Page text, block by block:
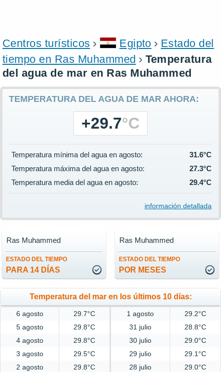
Centros turísticos Egipto
Estado del
tiempo en Ras Muhammed
Temperatura
del agua de mar en Ras Muhammed
TEMPERATURA DEL AGUA DE MAR AHORA:
+29.7°C
Temperatura mínima del agua en agosto:
31.6°C
Temperatura máxima del agua en agosto:
27.3°C
Temperatura media del agua en agosto:
29.4°C
información detallada
ESTADO DEL TIEMPO
PARA 14 DÍAS
Ras Muhammed
ESTADO DEL TIEMPO
POR MESES
Ras Muhammed
Temperatura del mar en los últimos 10 días:
6 agosto 29.7°C 1 agosto
29.2°C
5 agosto
29.8°C 31 julio
28.8°C
4 agosto
29.8°C 30 julio
29.0°C
3 agosto
29.5°C 29 julio
29.1°C
2 agosto
29.8°C 28 julio 29.0°C